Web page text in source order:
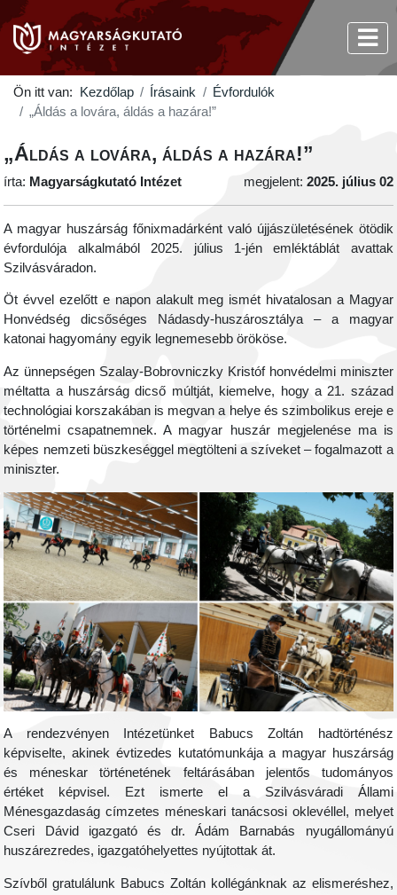
Ön itt van: Kezdőlap Írásaink
Évfordulók
„Áldás a lovára, áldás a hazára!”
„Áldás a lovára, áldás a hazára!”
írta: Magyarságkutató Intézet megjelent: 2025. július 02
A magyar huszárság főnixmadárként való újjászületésének ötödik
évfordulója alkalmából 2025. július 1-jén emléktáblát avattak
Szilvásváradon.
Öt évvel ezelőtt e napon alakult meg ismét hivatalosan a Magyar
Honvédség dicsőséges Nádasdy-huszárosztálya – a magyar
katonai hagyomány egyik legnemesebb örököse.
Az ünnepségen Szalay-Bobrovniczky Kristóf honvédelmi miniszter
méltatta a huszárság dicső múltját, kiemelve, hogy a 21. század
technológiai korszakában is megvan a helye és szimbolikus ereje e
történelmi csapatnemnek. A magyar huszár megjelenése ma is
képes nemzeti büszkeséggel megtölteni a szíveket – fogalmazott a
miniszter.
A rendezvényen Intézetünket Babucs Zoltán hadtörténész
képviselte, akinek évtizedes kutatómunkája a magyar huszárság
és méneskar történetének feltárásában jelentős tudományos
értéket képvisel. Ezt ismerte el a Szilvásváradi Állami
Ménesgazdaság címzetes méneskari tanácsosi oklevéllel, melyet
Cseri Dávid igazgató és dr. Ádám Barnabás nyugállományú
huszárezredes, igazgatóhelyettes nyújtottak át.
Szívből gratulálunk Babucs Zoltán kollégánknak az elismeréshez,